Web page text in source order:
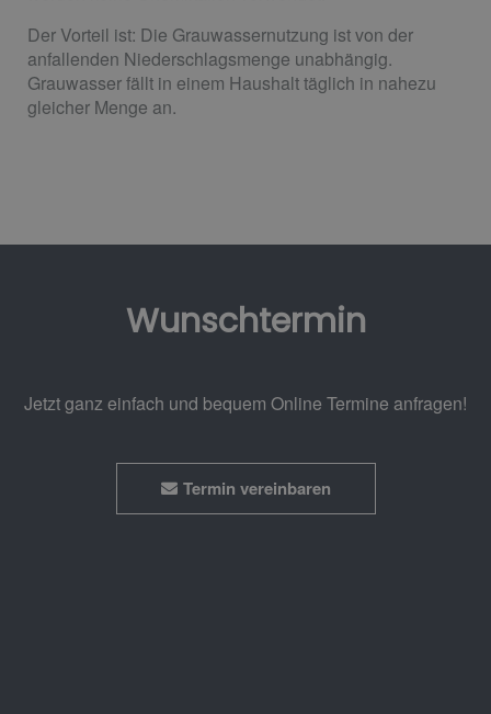
Der Vorteil ist: Die Grauwassernutzung ist von der
anfallenden Niederschlagsmenge unabhängig.
Grauwasser fällt in einem Haushalt täglich in nahezu
gleicher Menge an.
Wunschtermin
Jetzt ganz einfach und bequem Online Termine anfragen!
Termin vereinbaren